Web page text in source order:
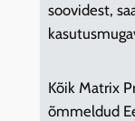
m
soovidest,
Kõik Matrix
õmmeldud